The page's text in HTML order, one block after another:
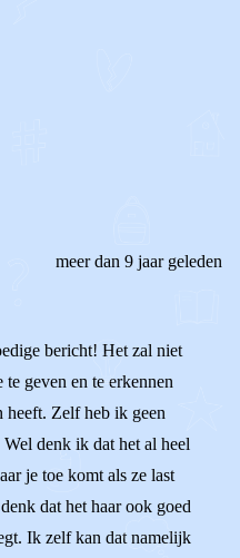
meer dan 9 jaar geleden
bericht! Het zal niet
geven en te erkennen
heeft. Zelf heb ik geen
denk ik dat het al heel
je toe komt als ze last
dat het haar ook goed
Ik zelf kan dat namelijk